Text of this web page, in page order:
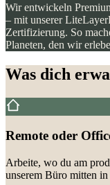
Wir entwickeln
– mit unserer
Zertifizierung. So
Planeten, den wir
Was dich
Remote oder
Arbeite, wo du am
unserem Büro mitten